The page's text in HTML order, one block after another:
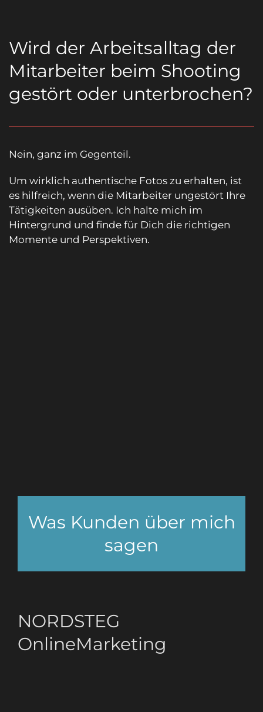
Wird der Arbeitsalltag der
Mitarbeiter beim Shooting
gestört oder unterbrochen?
Nein, ganz im Gegenteil.
Um wirklich authentische Fotos zu erhalten, ist
es hilfreich, wenn die Mitarbeiter ungestört Ihre
Tätigkeiten ausüben. Ich halte mich im
Hintergrund und finde für Dich die richtigen
Momente und Perspektiven.
Was Kunden über mich
sagen
NORDSTEG
OnlineMarketing